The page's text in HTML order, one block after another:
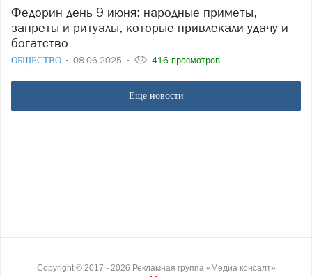
Федорин день 9 июня: народные приметы,
запреты и ритуалы, которые привлекали удачу и
богатство
ОБЩЕСТВО 08-06-2025 416 просмотров
Еще новости
Copyright © 2017 - 2026 Рекламная группа «Медиа консалт»